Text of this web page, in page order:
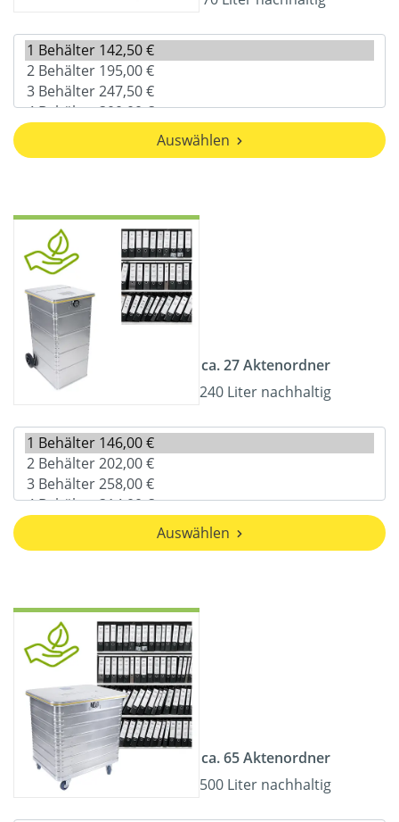
Auswählen
ca. 27 Aktenordner
240 Liter nachhaltig
Auswählen
ca. 65 Aktenordner
500 Liter nachhaltig